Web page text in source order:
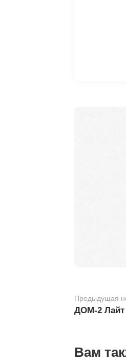
Предыдущая
ДОМ-2 Лайт
Вам